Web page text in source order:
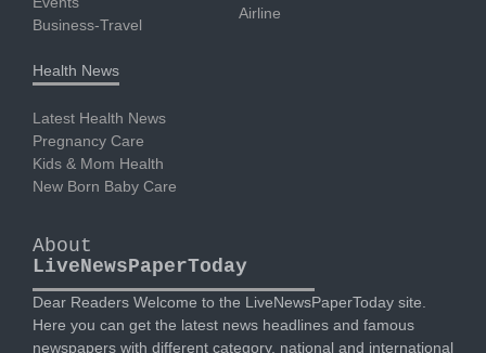
Business-Travel
Airline
Health News
Latest Health News
Pregnancy Care
Kids & Mom Health
New Born Baby Care
About
LiveNewsPaperToday
Dear Readers Welcome to the LiveNewsPaperToday site.
Here you can get the latest news headlines and famous
newspapers with different category, national and international